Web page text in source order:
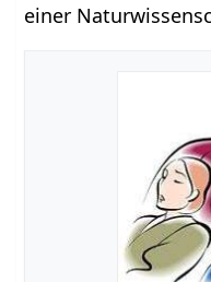
einer